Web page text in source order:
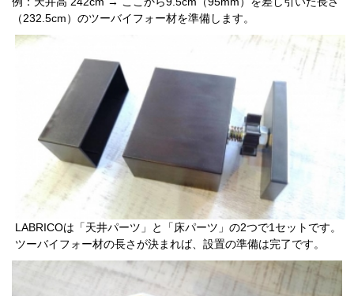
（232.5cm）のツーバイフォー材を準備します。
LABRICOは「天井パーツ」と「床パーツ」の2つで1セットです。
ツーバイフォー材の長さが決まれば、設置の準備は完了です。